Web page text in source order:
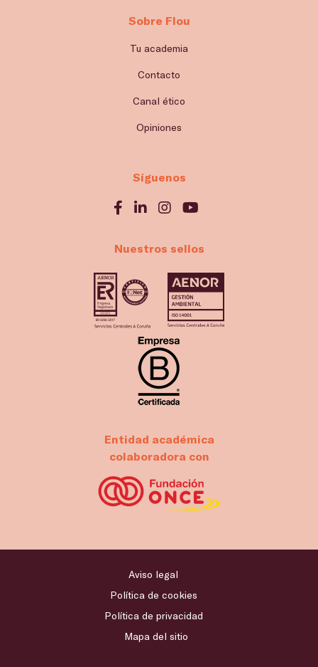
Sobre Flou
Tu academia
Contacto
Canal ético
Opiniones
Síguenos
Nuestros sellos
Entidad académica
colaboradora con
Aviso legal
Política de cookies
Política de privacidad
Mapa del sitio